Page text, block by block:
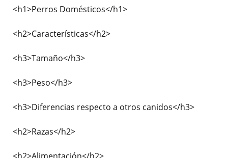
<h1>Perros Domésticos</h1>
<h2>Características</h2>
<h3>Tamaño</h3>
<h3>Peso</h3>
<h3>Diferencias respecto a otros canidos</h3>
<h2>Razas</h2>